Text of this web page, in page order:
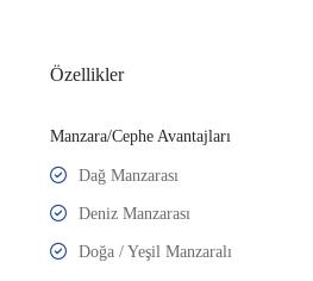
Özellikler
Manzara/Cephe Avantajları
Dağ Manzarası
Deniz Manzarası
Doğa / Yeşil Manzaralı